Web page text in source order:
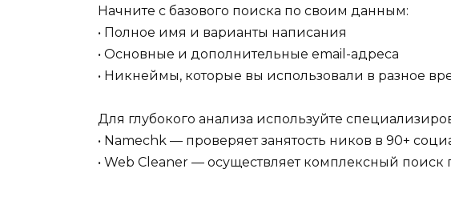
Начните с базового поиска по своим данным:
• Полное имя и варианты написания
• Основные и дополнительные email-адреса
• Никнеймы, которые вы использовали в разное
Для глубокого анализа используйте
• Namechk — проверяет занятость ников в 90+
• Web Cleaner — осуществляет комплексный